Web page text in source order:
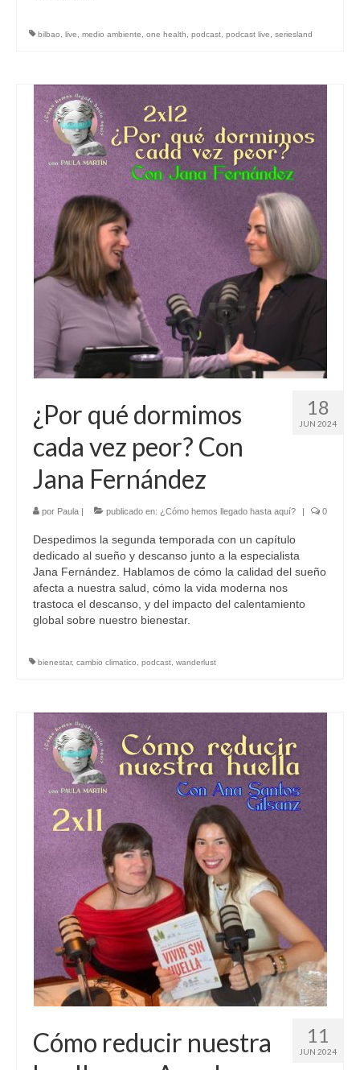
bilbao, live, medio ambiente, one health, podcast, podcast live, seriesland
18
JUN 2024
¿Por qué dormimos
cada vez peor? Con
Jana Fernández
por Paula publicado en: ¿Cómo hemos llegado hasta aquí? 0
Despedimos la segunda temporada con un capítulo
dedicado al sueño y descanso junto a la especialista
Jana Fernández. Hablamos de cómo la calidad del sueño
afecta a nuestra salud, cómo la vida moderna nos
trastoca el descanso, y del impacto del calentamiento
global sobre nuestro bienestar.
bienestar, cambio climatico, podcast, wanderlust
11
JUN 2024
Cómo reducir nuestra